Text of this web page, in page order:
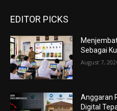
EDITOR PICKS
Sebagai
August 7,
Anggaran
Digital